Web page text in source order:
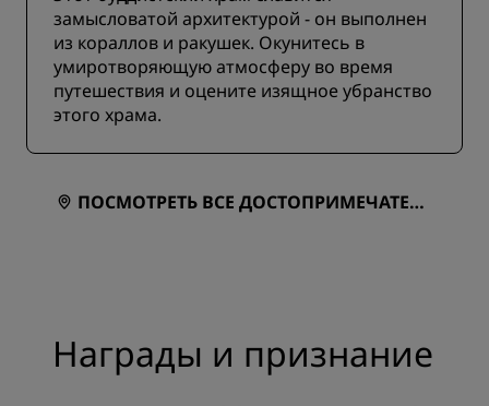
замысловатой архитектурой - он выполнен
из кораллов и ракушек. Окунитесь в
умиротворяющую атмосферу во время
путешествия и оцените изящное убранство
этого храма.
ПОСМОТРЕТЬ ВСЕ ДОСТОПРИМЕЧАТЕЛЬ
Награды и признание